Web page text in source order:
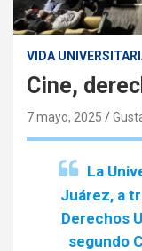
VIDA
Cine,
7 mayo, 2025
La
Juárez, a
Derechos
segundo